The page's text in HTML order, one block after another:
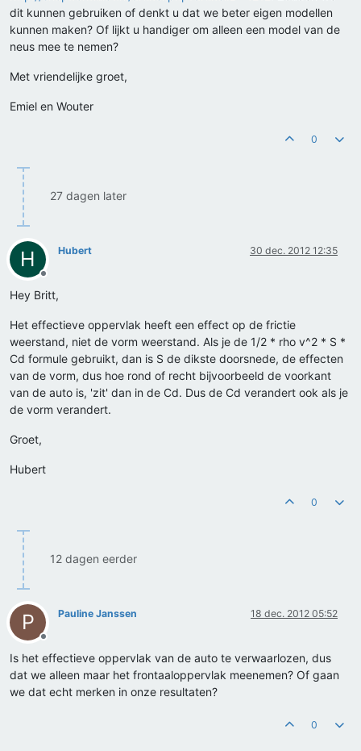
dit kunnen gebruiken of denkt u dat we beter eigen modellen
kunnen maken? Of lijkt u handiger om alleen een model van de
neus mee te nemen?
Met vriendelijke groet,
Emiel en Wouter
0
27 dagen later
H
Offline
Hubert 30 dec. 2012 12:35
Hey Britt,
Het effectieve oppervlak heeft een effect op de frictie
weerstand, niet de vorm weerstand. Als je de 1/2 * rho v^2 * S *
Cd formule gebruikt, dan is S de dikste doorsnede, de effecten
van de vorm, dus hoe rond of recht bijvoorbeeld de voorkant
van de auto is, 'zit' dan in de Cd. Dus de Cd verandert ook als je
de vorm verandert.
Groet,
Hubert
0
12 dagen eerder
P
Offline
Pauline Janssen 18 dec. 2012 05:52
Is het effectieve oppervlak van de auto te verwaarlozen, dus
dat we alleen maar het frontaaloppervlak meenemen? Of gaan
we dat echt merken in onze resultaten?
0